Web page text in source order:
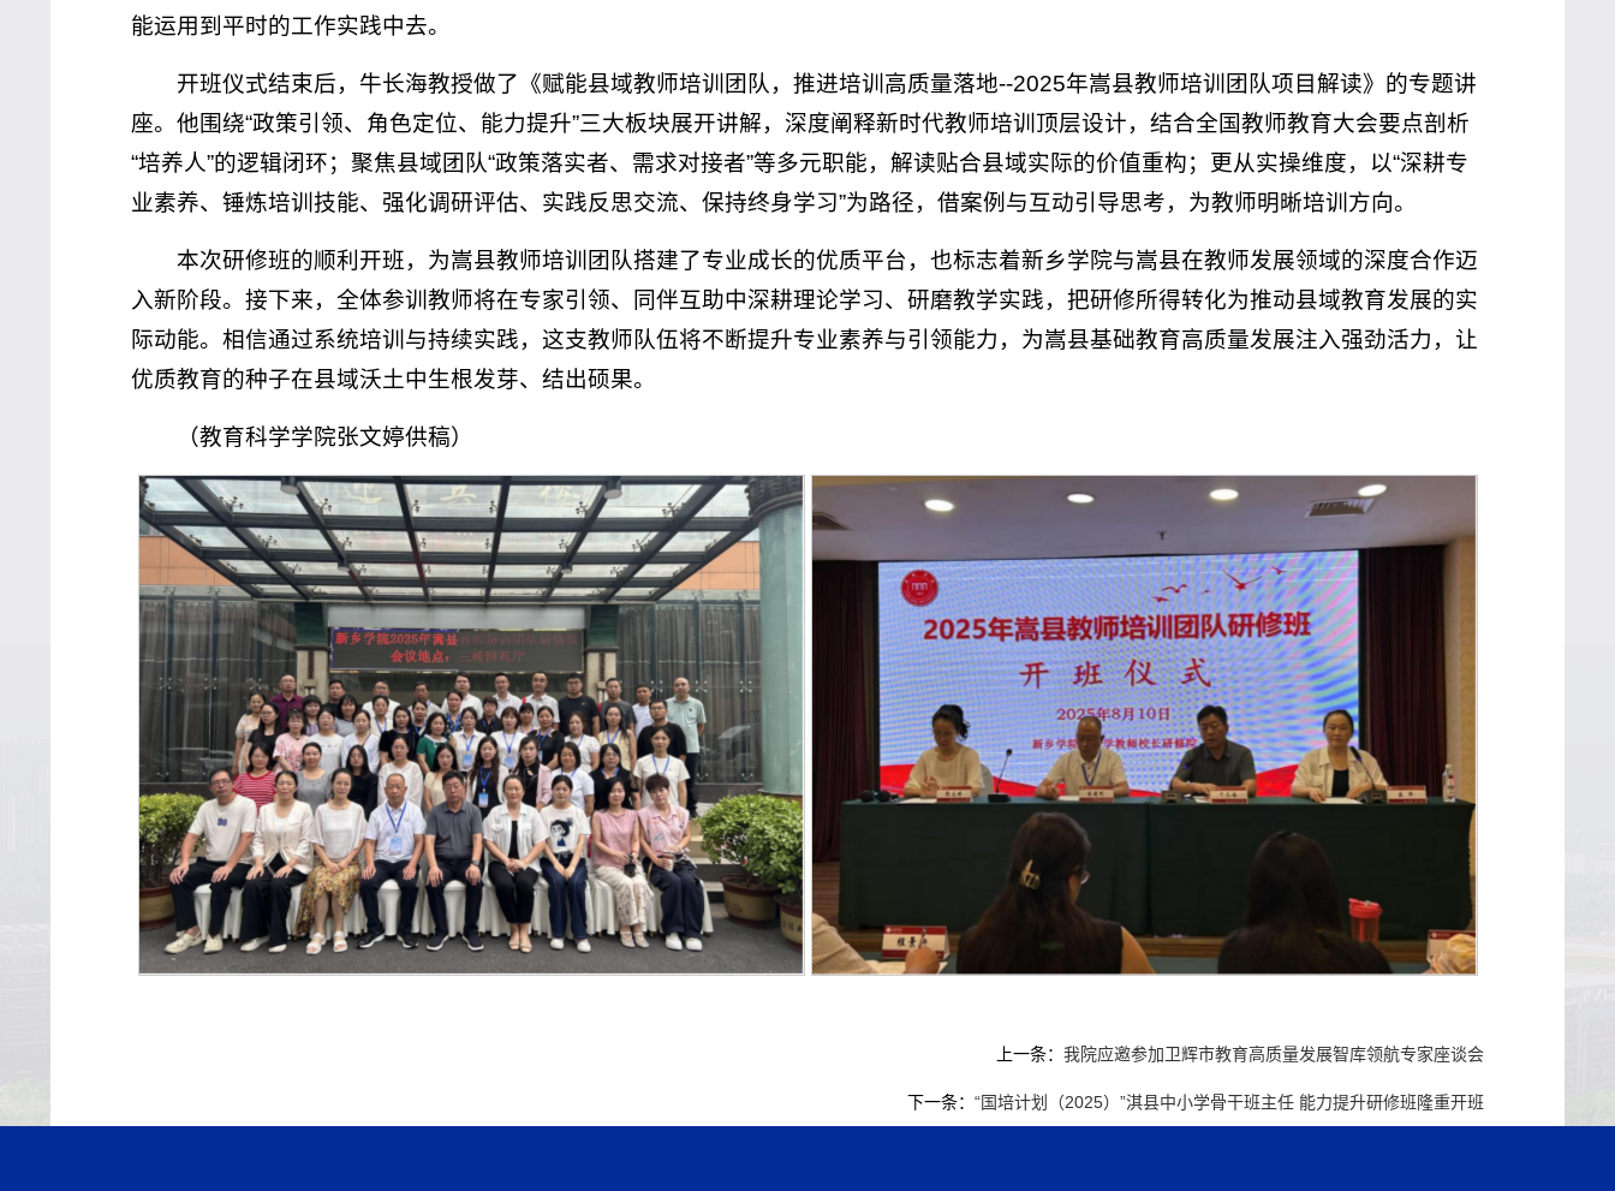
能运用到平时的工作实践中去。
开班仪式结束后，牛长海教授做了《赋能县域教师培训团队，推进培训高质量落地--2025年嵩县教师培训团队项目解读》的专题讲
座。他围绕“政策引领、角色定位、能力提升”三大板块展开讲解，深度阐释新时代教师培训顶层设计，结合全国教师教育大会要点剖析
“培养人”的逻辑闭环；聚焦县域团队“政策落实者、需求对接者”等多元职能，解读贴合县域实际的价值重构；更从实操维度，以“深耕专
业素养、锤炼培训技能、强化调研评估、实践反思交流、保持终身学习”为路径，借案例与互动引导思考，为教师明晰培训方向。
本次研修班的顺利开班，为嵩县教师培训团队搭建了专业成长的优质平台，也标志着新乡学院与嵩县在教师发展领域的深度合作迈
入新阶段。接下来，全体参训教师将在专家引领、同伴互助中深耕理论学习、研磨教学实践，把研修所得转化为推动县域教育发展的实
际动能。相信通过系统培训与持续实践，这支教师队伍将不断提升专业素养与引领能力，为嵩县基础教育高质量发展注入强劲活力，让
优质教育的种子在县域沃土中生根发芽、结出硕果。
（教育科学学院张文婷供稿）
上一条： 我院应邀参加卫辉市教育高质量发展智库领航专家座谈会
下一条： “国培计划（2025）”淇县中小学骨干班主任 能力提升研修班隆重开班